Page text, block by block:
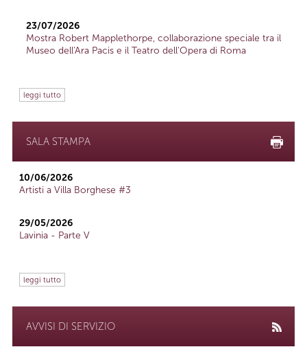
23/07/2026
Mostra Robert Mapplethorpe, collaborazione speciale tra il
Museo dell'Ara Pacis e il Teatro dell'Opera di Roma
leggi tutto
SALA STAMPA
10/06/2026
Artisti a Villa Borghese #3
29/05/2026
Lavinia - Parte V
leggi tutto
AVVISI DI SERVIZIO